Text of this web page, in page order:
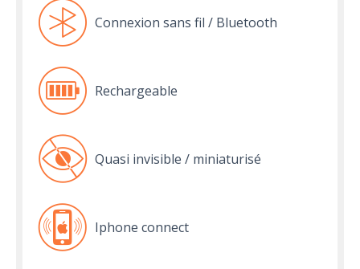
Connexion sans fil / Bluetooth
Rechargeable
Quasi invisible / miniaturisé
Iphone connect